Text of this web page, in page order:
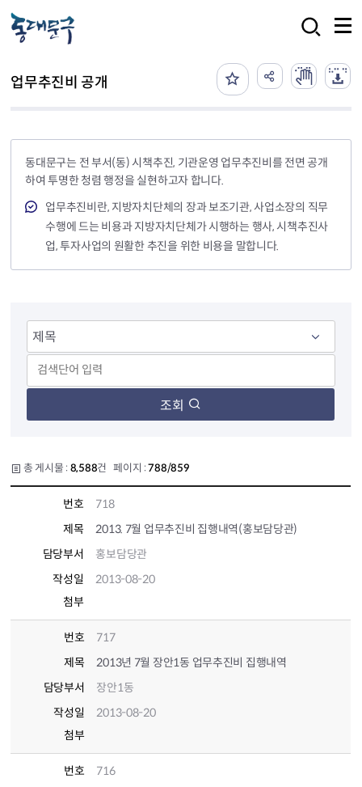
업무추진비 공개
동대문구는 전 부서(동) 시책추진, 기관운영 업무추진비를 전면 공개
하여 투명한 청렴 행정을 실현하고자 합니다.
업무추진비란, 지방자치단체의 장과 보조기관, 사업소장의 직무
수행에 드는 비용과 지방자치단체가 시행하는 행사, 시책추진사
업, 투자사업의 원활한 추진을 위한 비용을 말합니다.
조회
총 게시물 : 8,588건 페이지 :788/859
번호
718
제목
2013. 7월 업무추진비 집행내역(홍보담당관)
담당부서
홍보담당관
작성일
2013-08-20
첨부
번호
717
제목
2013년 7월 장안1동 업무추진비 집행내역
담당부서
장안1동
작성일
2013-08-20
첨부
번호
716